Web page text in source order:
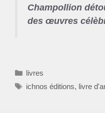
Champollion
des œuvres
Catégories
livres
Étiquettes
ichnos éditions, livre